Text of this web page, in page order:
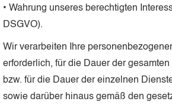
• Wahrung unseres berechtigten
DSGVO).
Wir verarbeiten Ihre
erforderlich, für die Dauer der
bzw. für die Dauer der einzelnen
sowie darüber hinaus gemäß den